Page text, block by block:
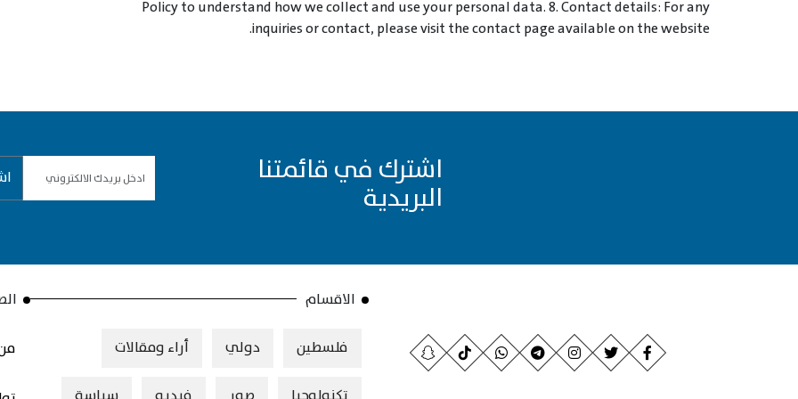
Policy to understand how we collect and use your personal data. 8. Contact details: For any
inquiries or contact, please visit the contact page available on the website.
اشترك في قائمتنا
البريدية
الاقسام
فلسطين دولي أراء ومقالات